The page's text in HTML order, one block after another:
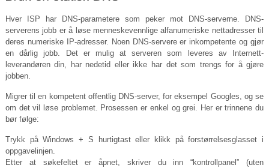
Hver ISP har DNS-parametere som peker mot DNS-serverne. DNS-
serverens jobb er å løse menneskevennlige alfanumeriske nettadresser til
deres numeriske IP-adresser. Noen DNS-servere er inkompetente og gjør
en dårlig jobb. Det er mulig at serveren som leveres av Internett-
leverandøren din, har nedetid eller ikke har det som trengs for å gjøre
jobben.
Migrer til en kompetent offentlig DNS-server, for eksempel Googles, og se
om det vil løse problemet. Prosessen er enkel og grei. Her er trinnene du
bør følge:
Trykk på Windows + S hurtigtast eller klikk på forstørrelsesglasset i
oppgavelinjen.
Etter at søkefeltet er åpnet, skriver du inn “kontrollpanel” (uten